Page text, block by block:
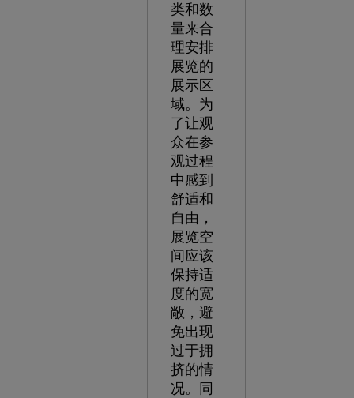
类和数
量来合
理安排
展览的
展示区
域。为
了让观
众在参
观过程
中感到
舒适和
自由，
展览空
间应该
保持适
度的宽
敞，避
免出现
过于拥
挤的情
况。同